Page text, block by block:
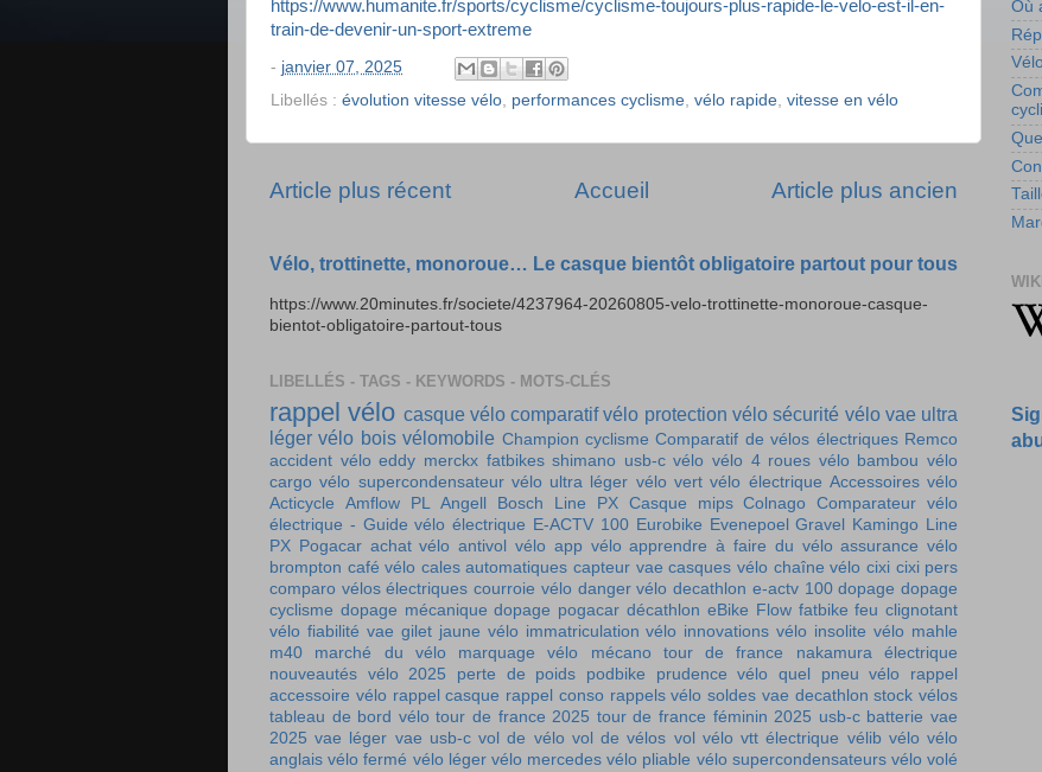
https://www.humanite.fr/sports/cyclisme/cyclisme-toujours-plus-rapide-le-velo-est-il-en-
train-de-devenir-un-sport-extreme
- janvier 07, 2025
Libellés : évolution vitesse vélo, performances cyclisme, vélo rapide, vitesse en vélo
Article plus récent Article plus ancien
Accueil
Vélo, trottinette, monoroue… Le casque bientôt obligatoire partout pour tous
https://www.20minutes.fr/societe/4237964-20260805-velo-trottinette-monoroue-casque-
bientot-obligatoire-partout-tous
LIBELLÉS - TAGS - KEYWORDS - MOTS-CLÉS
rappel vélo casque vélo comparatif vélo protection vélo sécurité vélo vae ultra
léger vélo bois vélomobile Champion cyclisme Comparatif de vélos électriques Remco
accident vélo eddy merckx fatbikes shimano usb-c vélo vélo 4 roues vélo bambou vélo
cargo vélo supercondensateur vélo ultra léger vélo vert vélo électrique Accessoires vélo
Acticycle
Amflow PL Angell Bosch Line PX Casque mips Colnago
Comparateur vélo
électrique - Guide vélo électrique E-ACTV 100 Eurobike Evenepoel Gravel Kamingo Line
PX Pogacar achat vélo antivol vélo app vélo apprendre à faire du vélo assurance vélo
brompton café vélo cales automatiques capteur vae casques vélo chaîne vélo cixi cixi pers
comparo vélos électriques courroie vélo danger vélo decathlon e-actv 100 dopage dopage
cyclisme dopage mécanique dopage pogacar décathlon eBike Flow fatbike feu clignotant
vélo fiabilité vae gilet jaune vélo immatriculation vélo innovations vélo insolite vélo mahle
m40
marché du vélo marquage vélo mécano tour de france
nakamura électrique
nouveautés vélo 2025
perte de poids podbike prudence vélo quel pneu vélo
rappel
accessoire vélo rappel casque rappel conso rappels vélo soldes vae decathlon stock vélos
tableau de bord vélo tour de france 2025 tour de france féminin 2025 usb-c batterie vae
2025 vae léger vae usb-c vol de vélo vol de vélos vol vélo vtt électrique vélib vélo vélo
anglais vélo fermé vélo léger vélo mercedes vélo pliable vélo supercondensateurs vélo volé
Où